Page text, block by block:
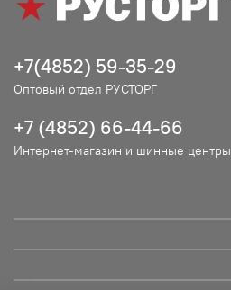
+7(4852) 59-35-29
Оптовый отдел РУСТОРГ
+7 (4852) 66-44-66
Интернет-магазин и шинные центры